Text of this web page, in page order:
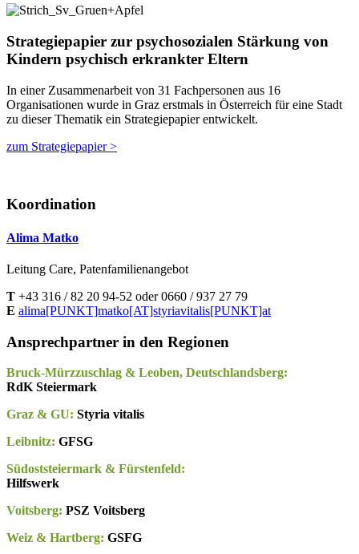
Strategiepapier zur psychosozialen Stärkung von
Kindern psychisch erkrankter Eltern
In einer Zusammenarbeit von 31 Fachpersonen aus 16
Organisationen wurde in Graz erstmals in Österreich für eine Stadt
zu dieser Thematik ein Strategiepapier entwickelt.
zum Strategiepapier >
Koordination
Alima Matko
Leitung Care, Patenfamilienangebot
T +43 316 / 82 20 94-52 oder 0660 / 937 27 79
E alima[PUNKT]matko[AT]​styriavitalis[PUNKT]at
Ansprechpartner in den Regionen
Bruck-Mürzzuschlag & Leoben, Deutschlandsberg:
RdK Steiermark
Graz & GU: Styria vitalis
Leibnitz: GFSG
Südoststeiermark & Fürstenfeld:
Hilfswerk
Voitsberg: PSZ Voitsberg
Weiz & Hartberg: GSFG